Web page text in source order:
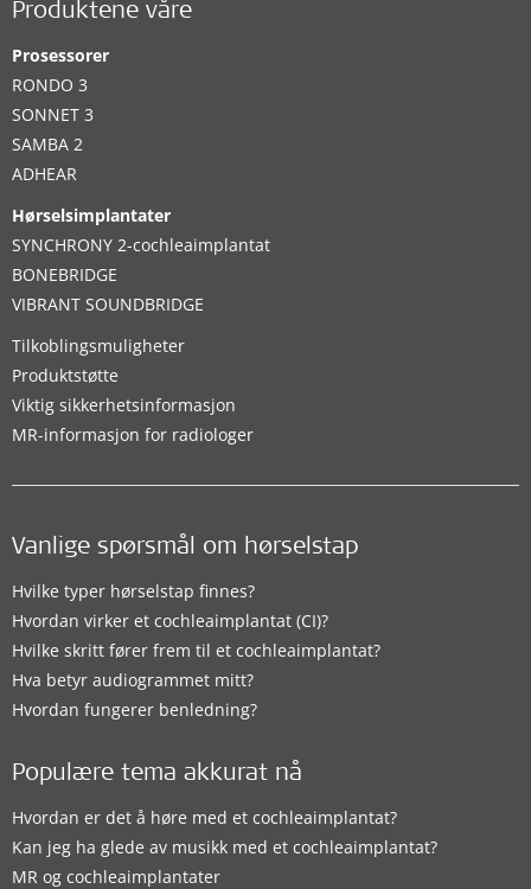
Produktene våre
Prosessorer
RONDO 3
SONNET 3
SAMBA 2
ADHEAR
Hørselsimplantater
SYNCHRONY 2-cochleaimplantat
BONEBRIDGE
VIBRANT SOUNDBRIDGE
Tilkoblingsmuligheter
Produktstøtte
Viktig sikkerhetsinformasjon
MR-informasjon for radiologer
Vanlige spørsmål om hørselstap
Hvilke typer hørselstap finnes?
Hvordan virker et cochleaimplantat (CI)?
Hvilke skritt fører frem til et cochleaimplantat?
Hva betyr audiogrammet mitt?
Hvordan fungerer benledning?
Populære tema akkurat nå
Hvordan er det å høre med et cochleaimplantat?
Kan jeg ha glede av musikk med et cochleaimplantat?
MR og cochleaimplantater